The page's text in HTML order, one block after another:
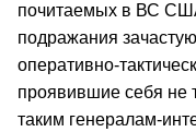
почитаемых в ВС
подражания
оперативно-
проявившие себя не
таким генералам-